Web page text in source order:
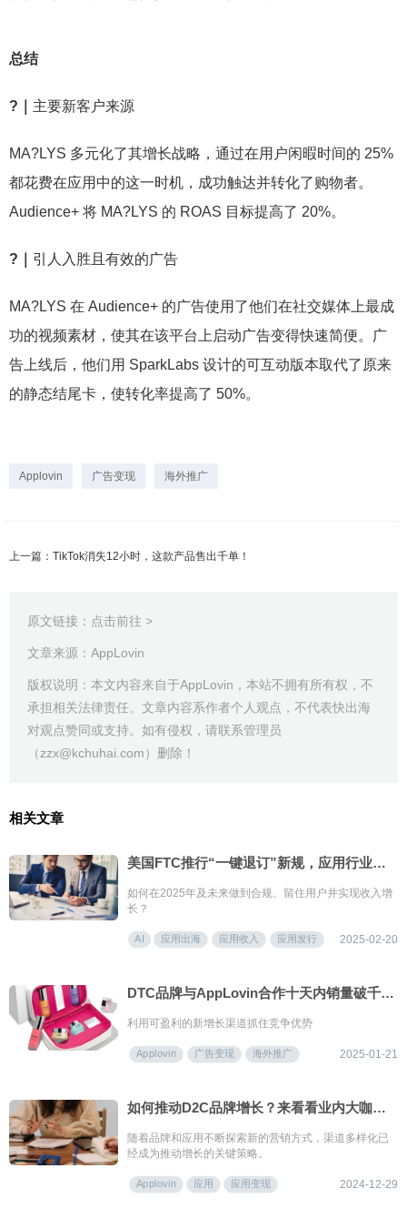
总结
?｜ 主要新客户来源
MA?LYS 多元化了其增长战略，通过在用户闲暇时间的 25%
都花费在应用中的这一时机，成功触达并转化了购物者。
Audience+ 将 MA?LYS 的 ROAS 目标提高了 20%。
?｜ 引人入胜且有效的广告
MA?LYS 在 Audience+ 的广告使用了他们在社交媒体上最成
功的视频素材，使其在该平台上启动广告变得快速简便。广
告上线后，他们用 SparkLabs 设计的可互动版本取代了原来
的静态结尾卡，使转化率提高了 50%。
Applovin 广告变现 海外推广
上一篇：TikTok消失12小时，这款产品售出千单！
原文链接： 点击前往 >
文章来源：AppLovin
版权说明：本文内容来自于AppLovin，本站不拥有所有权，不
承担相关法律责任。文章内容系作者个人观点，不代表快出海
对观点赞同或支持。如有侵权，请联系管理员
（zzx@kchuhai.com）删除！
相关文章
美国FTC推行“一键退订”新规，应用行业如何应对？
如何在2025年及未来做到合规、留住用户并实现收入增
长？
AI 应用出海 应用收入 应用发行 2025-02-20
DTC品牌与AppLovin合作十天内销量破千，超额达成ROAS目标！
利用可盈利的新增长渠道抓住竞争优势
Applovin 广告变现 海外推广 2025-01-21
如何推动D2C品牌增长？来看看业内大咖怎么说
随着品牌和应用不断探索新的营销方式，渠道多样化已
经成为推动增长的关键策略。
Applovin 应用 应用变现 2024-12-29